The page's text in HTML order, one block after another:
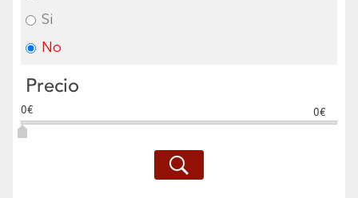
Si
No
Precio
0€ 0€